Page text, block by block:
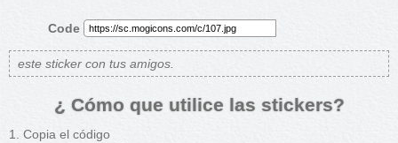
Code
este sticker con tus amigos.
¿ Cómo que utilice las stickers?
Copia el código